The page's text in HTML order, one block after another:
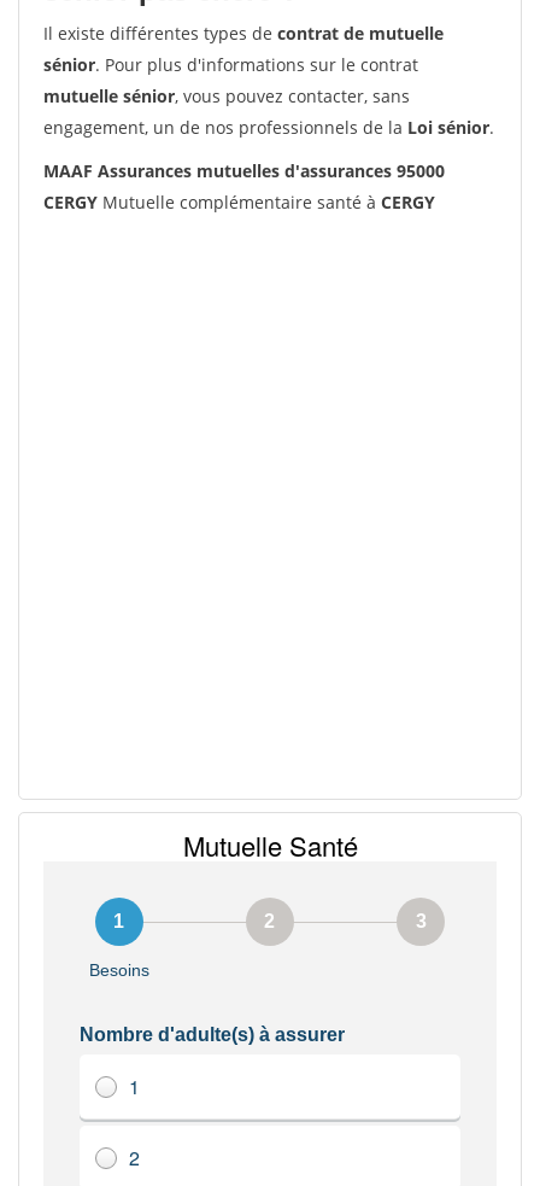
Il existe différentes types de contrat de mutuelle
sénior. Pour plus d'informations sur le contrat
mutuelle sénior, vous pouvez contacter, sans
engagement, un de nos professionnels de la Loi sénior.
MAAF Assurances mutuelles d'assurances 95000
CERGY Mutuelle complémentaire santé à CERGY